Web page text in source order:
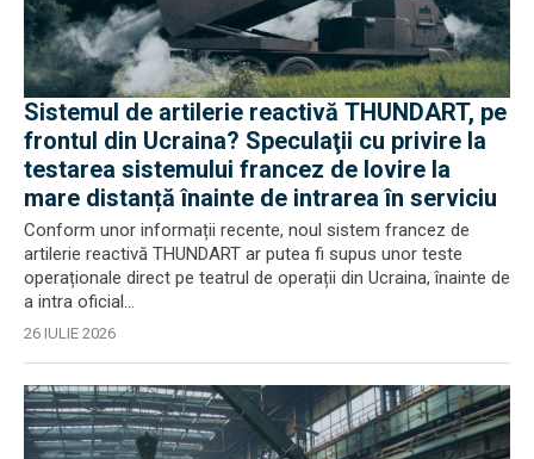
Sistemul de artilerie reactivă THUNDART, pe
frontul din Ucraina? Speculaţii cu privire la
testarea sistemului francez de lovire la
mare distanță înainte de intrarea în serviciu
Conform unor informații recente, noul sistem francez de
artilerie reactivă THUNDART ar putea fi supus unor teste
operaționale direct pe teatrul de operații din Ucraina, înainte de
a intra oficial...
26 IULIE 2026